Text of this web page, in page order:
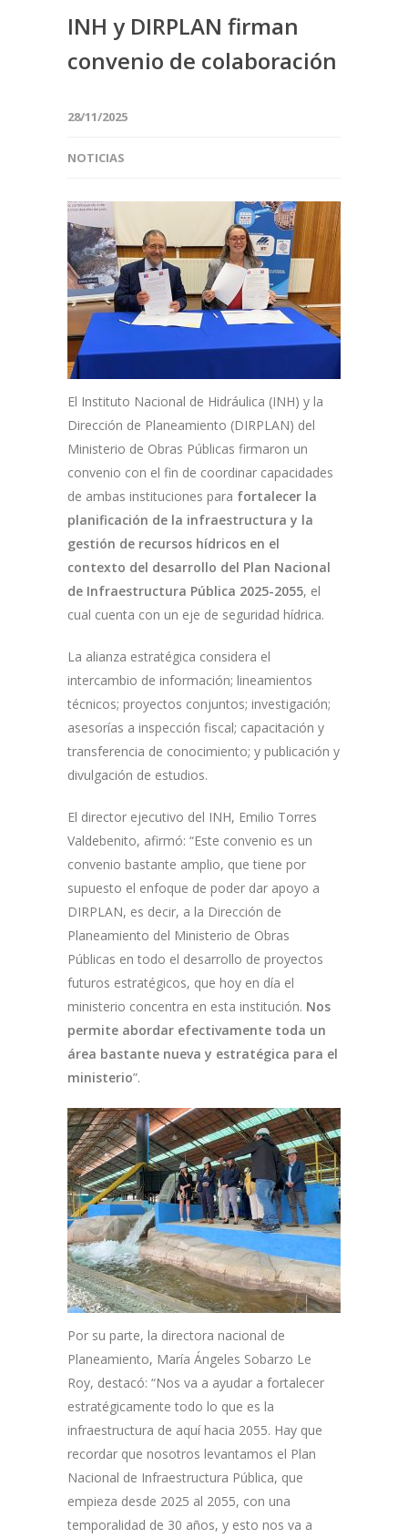
INH y DIRPLAN firman
convenio de colaboración
28/11/2025
NOTICIAS
El Instituto Nacional de Hidráulica (INH) y la
Dirección de Planeamiento (DIRPLAN) del
Ministerio de Obras Públicas firmaron un
convenio con el fin de coordinar capacidades
de ambas instituciones para fortalecer la
planificación de la infraestructura y la
gestión de recursos hídricos en el
contexto del desarrollo del Plan Nacional
de Infraestructura Pública 2025-2055, el
cual cuenta con un eje de seguridad hídrica.
La alianza estratégica considera el
intercambio de información; lineamientos
técnicos; proyectos conjuntos; investigación;
asesorías a inspección fiscal; capacitación y
transferencia de conocimiento; y publicación y
divulgación de estudios.
El director ejecutivo del INH, Emilio Torres
Valdebenito, afirmó: “Este convenio es un
convenio bastante amplio, que tiene por
supuesto el enfoque de poder dar apoyo a
DIRPLAN, es decir, a la Dirección de
Planeamiento del Ministerio de Obras
Públicas en todo el desarrollo de proyectos
futuros estratégicos, que hoy en día el
ministerio concentra en esta institución. Nos
permite abordar efectivamente toda un
área bastante nueva y estratégica para el
ministerio”.
Por su parte, la directora nacional de
Planeamiento, María Ángeles Sobarzo Le
Roy, destacó: “Nos va a ayudar a fortalecer
estratégicamente todo lo que es la
infraestructura de aquí hacia 2055. Hay que
recordar que nosotros levantamos el Plan
Nacional de Infraestructura Pública, que
empieza desde 2025 al 2055, con una
temporalidad de 30 años, y esto nos va a